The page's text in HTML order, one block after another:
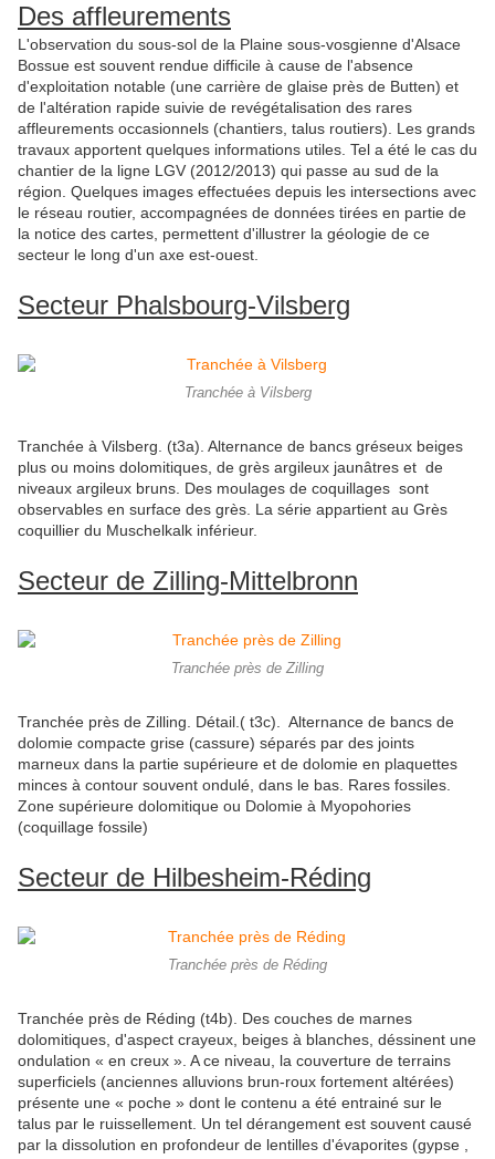
Des affleurements
L'observation du sous-sol de la Plaine sous-vosgienne d'Alsace
Bossue est souvent rendue difficile à cause de l'absence
d'exploitation notable (une carrière de glaise près de Butten) et
de l'altération rapide suivie de revégétalisation des rares
affleurements occasionnels (chantiers, talus routiers). Les grands
travaux apportent quelques informations utiles. Tel a été le cas du
chantier de la ligne LGV (2012/2013) qui passe au sud de la
région. Quelques images effectuées depuis les intersections avec
le réseau routier, accompagnées de données tirées en partie de
la notice des cartes, permettent d'illustrer la géologie de ce
secteur le long d'un axe est-ouest.
Secteur Phalsbourg-Vilsberg
Tranchée à Vilsberg
Tranchée à Vilsberg. (t3a). Alternance de bancs gréseux beiges
plus ou moins dolomitiques, de grès argileux jaunâtres et de
niveaux argileux bruns. Des moulages de coquillages sont
observables en surface des grès. La série appartient au Grès
coquillier du Muschelkalk inférieur.
Secteur de Zilling-Mittelbronn
Tranchée près de Zilling
Tranchée près de Zilling. Détail.( t3c). Alternance de bancs de
dolomie compacte grise (cassure) séparés par des joints
marneux dans la partie supérieure et de dolomie en plaquettes
minces à contour souvent ondulé, dans le bas. Rares fossiles.
Zone supérieure dolomitique ou Dolomie à Myopohories
(coquillage fossile)
Secteur de Hilbesheim-Réding
Tranchée près de Réding
Tranchée près de Réding (t4b). Des couches de marnes
dolomitiques, d'aspect crayeux, beiges à blanches, déssinent une
ondulation « en creux ». A ce niveau, la couverture de terrains
superficiels (anciennes alluvions brun-roux fortement altérées)
présente une « poche » dont le contenu a été entrainé sur le
talus par le ruissellement. Un tel dérangement est souvent causé
par la dissolution en profondeur de lentilles d'évaporites (gypse ,